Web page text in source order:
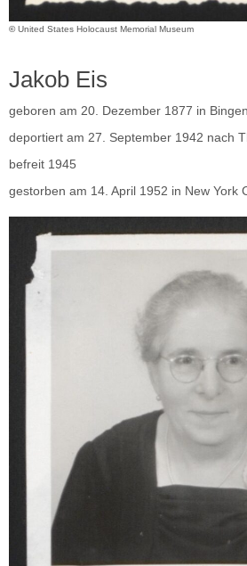
©United States Holocaust Memorial Museum
Jakob Eis
geboren am 20. Dezember 1877 in Bingen
deportiert am 27. September 1942 nach
befreit 1945
gestorben am 14. April 1952 in New York